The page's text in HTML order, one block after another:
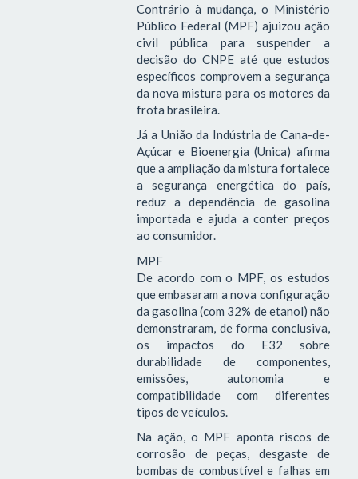
Contrário à mudança, o Ministério
Público Federal (MPF) ajuizou ação
civil pública para suspender a
decisão do CNPE até que estudos
específicos comprovem a segurança
da nova mistura para os motores da
frota brasileira.
Já a União da Indústria de Cana-de-
Açúcar e Bioenergia (Unica) afirma
que a ampliação da mistura fortalece
a segurança energética do país,
reduz a dependência de gasolina
importada e ajuda a conter preços
ao consumidor.
MPF
De acordo com o MPF, os estudos
que embasaram a nova configuração
da gasolina (com 32% de etanol) não
demonstraram, de forma conclusiva,
os impactos do E32 sobre
durabilidade de componentes,
emissões, autonomia e
compatibilidade com diferentes
tipos de veículos.
Na ação, o MPF aponta riscos de
corrosão de peças, desgaste de
bombas de combustível e falhas em